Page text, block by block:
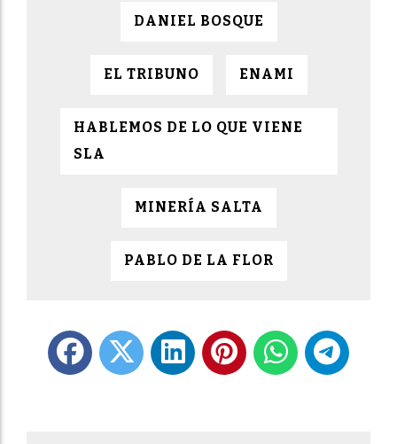
DANIEL BOSQUE
EL TRIBUNO ENAMI
HABLEMOS DE LO QUE VIENE
SLA
MINERÍA SALTA
PABLO DE LA FLOR